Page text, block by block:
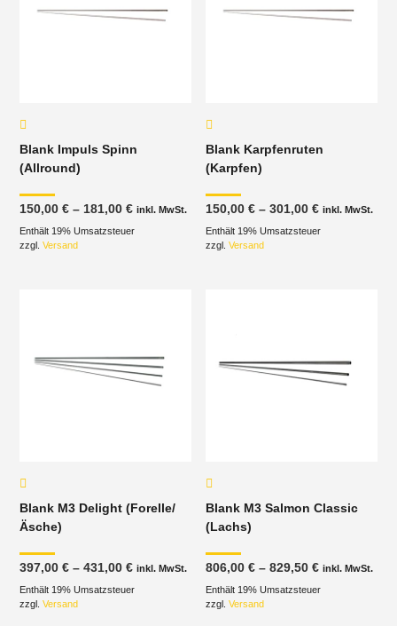
Blank Impuls Spinn
(Allround)
150,00€ –181,00€Preisspanne:
bis
inkl. MwSt.
Enthält 19% Umsatzsteuer
zzgl.Versand
Blank Karpfenruten
(Karpfen)
150,00€ –301,00€
bis
inkl. MwSt.
Enthält 19% Umsatzsteuer
zzgl.Versand
Blank M3 Delight (Forelle/
Äsche)
397,00€ –431,00€Preisspanne:
bis
inkl. MwSt.
Enthält 19% Umsatzsteuer
zzgl.Versand
Blank M3 Salmon Classic
(Lachs)
806,00€ –829,50€
bis
inkl. MwSt.
Enthält 19% Umsatzsteuer
zzgl.Versand